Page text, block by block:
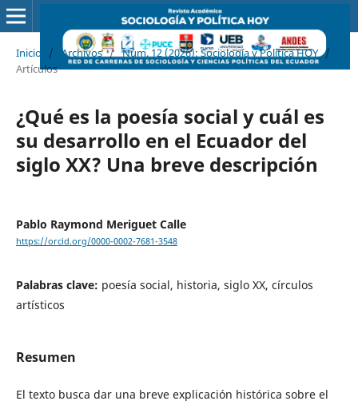
Inicio / Archivos / Núm. 12 (2026): Sociología y Política HOY /
Artículos
¿Qué es la poesía social y cuál es
su desarrollo en el Ecuador del
siglo XX? Una breve descripción
Pablo Raymond Meriguet Calle
https://orcid.org/0000-0002-7681-3548
Palabras clave: poesía social, historia, siglo XX, círculos
artísticos
Resumen
El texto busca dar una breve explicación histórica sobre el